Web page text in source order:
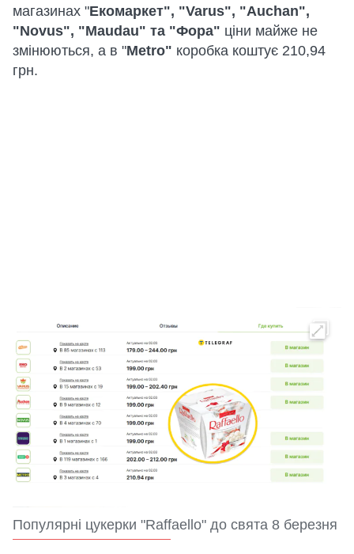
магазинах "Екомаркет", "Varus", "Auchan",
"Novus", "Maudau" та "Фора" ціни майже не
змінюються, а в "Metro" коробка коштує 210,94
грн.
Популярні цукерки "Raffaello" до свята 8 березня